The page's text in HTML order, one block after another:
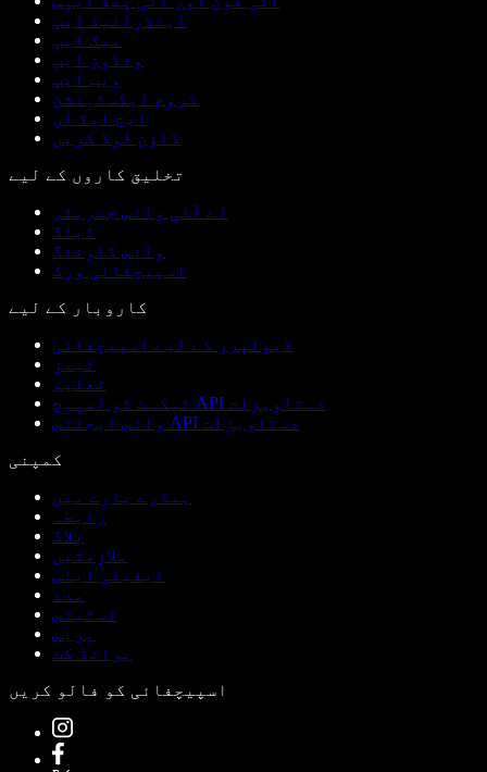
اینڈرائیڈ ایپ
میک ایپ
ونڈوز ایپ
ویب ایپ
کروم ایکسٹینشن
ایج ایڈ آن
ڈاؤن لوڈ کریں
تخلیق کاروں کے لیے
اے آئی وائس جنریٹر
ڈبنگ
وائس کلوننگ
اسپیچفائی ورک
کاروبار کے لیے
ڈیولپرز کے لیے اسپیچفائی
ٹیمز
تعلیم
ٹیکسٹ ٹو اسپیچ API دستاویزات
وائس ایجنٹس API دستاویزات
کمپنی
ہمارے بارے میں
رابطہ
بلاگ
ملازمتیں
ایفیلی ایٹس
مدد
اسٹیٹس
پریس
برانڈ کٹ
اسپیچفائی کو فالو کریں